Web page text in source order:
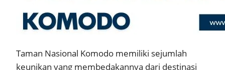
Taman Nasional Komodo memiliki sejumlah
keunikan yang membedakannya dari destinasi